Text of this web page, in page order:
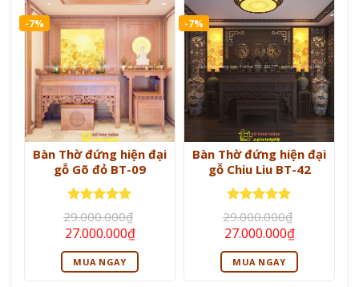
-7%
Bàn Thờ đứng hiện đại
gỗ Gõ đỏ BT-09
Được xếp
hạng55
sao
29.000.000₫
Giá
gốc
là:
29.000.000₫.
27.000.000₫Giá
hiện
tại
là:
27.000.000₫.
MUA NGAY
-7%
Bàn Thờ đứng hiện đại
gỗ Chiu Liu BT-42
Được xếp
hạng55
sao
29.000.000₫
Giá
gốc
là:
29.000.000₫.
27.000.000₫Giá
hiện
tại
là:
MUA NGAY